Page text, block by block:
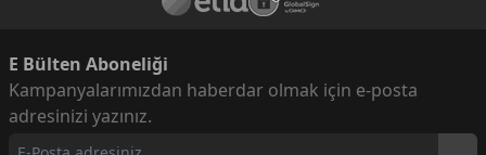
E Bülten Aboneliği
Kampanyalarımızdan haberdar olmak için e-posta
adresinizi yazınız.